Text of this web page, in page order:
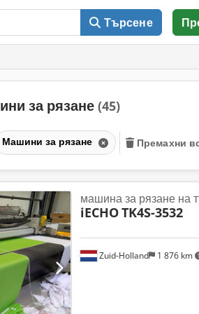
Търсене
за рязане (45)
Машини за рязане Премахни
Zuid-Holland 1 876 km
машина за рязане на
iECHOTK4S-3532